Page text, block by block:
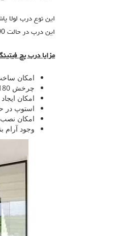
این نوع درب لولا
این درب در حالت 90 درجه ثابت باقی می‌ماند و دیگر نیازی به باز و بسته شدن درب نیست.
مزایا درب پچ
امکان
چرخش 180 درجه درب‌ها.
امکان
استوپ در حالت
امکان
وجود آرام بند از 90